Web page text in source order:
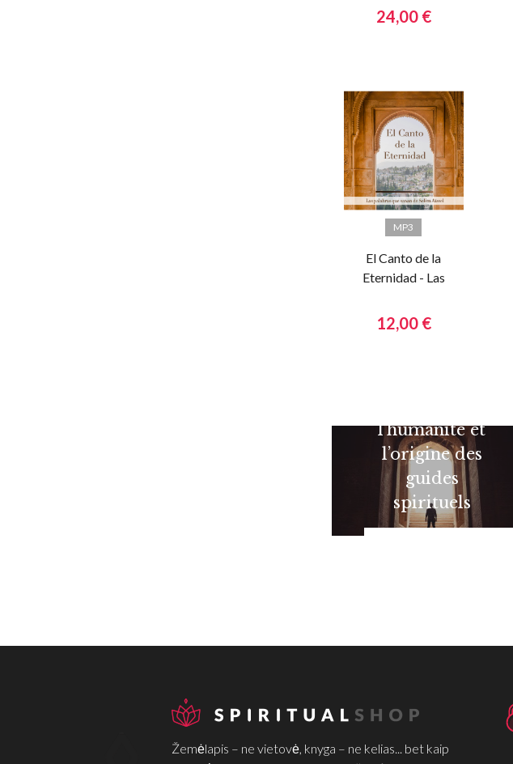
24,00 €
MP3
El Canto de la
Eternidad - Las
sanan de Selim
Aïssel
12,00 €
l’humanité et
l’origine des
guides
spirituels
Žemėlapis – ne vietovė, knyga – ne kelias... bet kaip